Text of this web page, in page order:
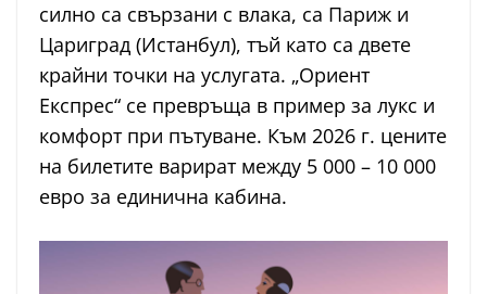
силно са свързани с влака, са Париж и
Цариград (Истанбул), тъй като са двете
крайни точки на услугата. „Ориент
Експрес“ се превръща в пример за лукс и
комфорт при пътуване. Към 2026 г. цените
на билетите варират между 5 000 – 10 000
евро за единична кабина.